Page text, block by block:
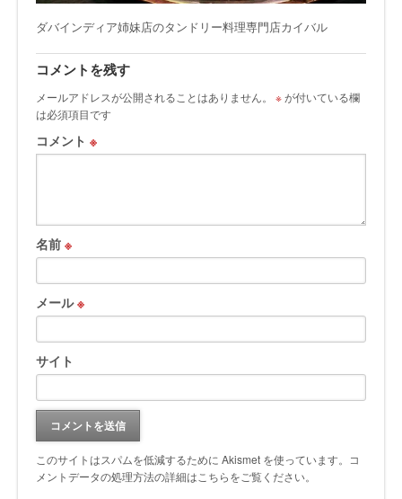
ダバインディア姉妹店のタンドリー料理専門店カイバル
コメントを残す
メールアドレスが公開されることはありません。 ※が付いている欄
は必須項目です
コメント ※
名前 ※
メール※
サイト
このサイトはスパムを低減するために Akismet を使っています。
コ
メントデータの処理方法の詳細はこちらをご覧ください。